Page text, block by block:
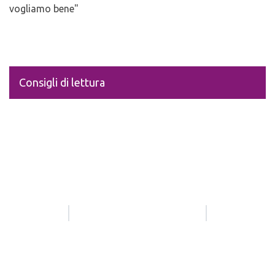
vogliamo bene"
Consigli di lettura